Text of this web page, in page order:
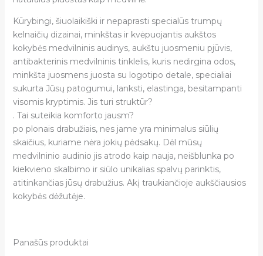
Kūrybingi, šiuolaikiški ir nepaprasti specialūs trumpų
kelnaičių dizainai, minkštas ir kvėpuojantis aukštos
kokybės medvilninis audinys, aukštu juosmeniu pjūvis,
antibakterinis medvilninis tinklelis, kuris nedirgina odos,
minkšta juosmens juosta su logotipo detale, specialiai
sukurta Jūsų patogumui, lanksti, elastinga, besitampanti
visomis kryptimis. Jis turi struktūr?
. Tai suteikia komforto jausm?
po plonais drabužiais, nes jame yra minimalus siūlių
skaičius, kuriame nėra jokių pėdsakų. Dėl mūsų
medvilninio audinio jis atrodo kaip nauja, neišblunka po
kiekvieno skalbimo ir siūlo unikalias spalvų parinktis,
atitinkančias jūsų drabužius. Akį traukiančioje aukščiausios
kokybės dėžutėje.
Panašūs produktai